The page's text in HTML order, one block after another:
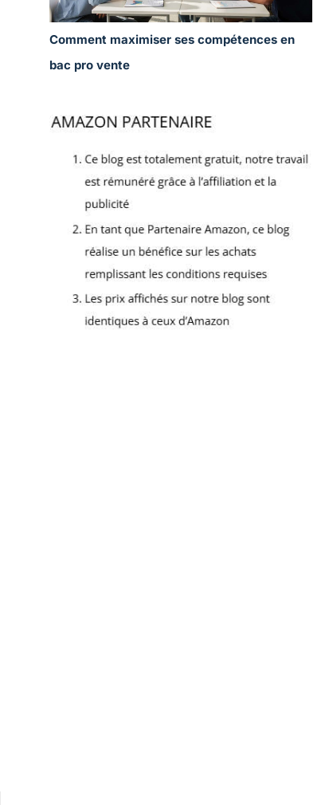
Comment maximiser ses compétences en
bac pro vente